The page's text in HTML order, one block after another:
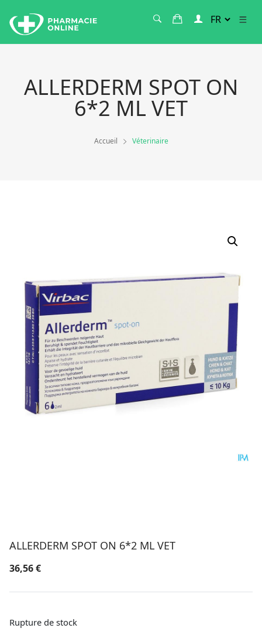
ALLERDERM SPOT ON
6*2 ML VET
Accueil Véterinaire
ALLERDERM SPOT ON 6*2 ML VET
36,56€
Rupture de stock